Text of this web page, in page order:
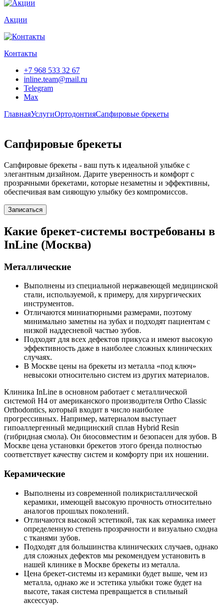
Акции
Контакты
+7 968 533 32 67
inline.team@mail.ru
Telegram
Max
ГлавнаяУслугиОртодонтияСапфировые брекеты
Сапфировые брекеты
Сапфировые брекеты - ваш путь к идеальной улыбке с
элегантным дизайном. Дарите уверенность и комфорт с
прозрачными брекетами, которые незаметны и эффективны,
обеспечивая вам сияющую улыбку без компромиссов.
Записаться
Какие брекет-системы востребованы в
InLine (Москва)
Металлические
Выполнены из специальной нержавеющей медицинской
стали, используемой, к примеру, для хирургических
инструментов.
Отличаются миниатюрными размерами, поэтому
минимально заметны на зубах и подходят пациентам с
низкой наддесневой частью зубов.
Подходят для всех дефектов прикуса и имеют высокую
эффективность даже в наиболее сложных клинических
случаях.
В Москве цены на брекеты из металла «под ключ»
невысоки относительно систем из других материалов.
Клиника InLine в основном работает с металлической
системой H4 от американского производителя Ortho Classic
Orthodontics, который входит в число наиболее
прогрессивных. Например, материалом выступает
гипоаллергенный медицинский сплав Hybrid Resin
(гибридная смола). Он биосовместим и безопасен для зубов. В
Москве цена установки брекетов этого бренда полностью
соответствует качеству систем и комфорту при их ношении.
Керамические
Выполнены из современной поликристаллической
керамики, имеющей высокую прочность относительно
аналогов прошлых поколений.
Отличаются высокой эстетикой, так как керамика имеет
определенную степень прозрачности и визуально сходна
с тканями зубов.
Подходят для большинства клинических случаев, однако
для сложных дефектов мы рекомендуем установить в
нашей клинике в Москве брекеты из металла.
Цена брекет-системы из керамики будет выше, чем из
металла, однако же и эстетика улыбки тоже будет на
высоте, такая система превращается в стильный
аксессуар.